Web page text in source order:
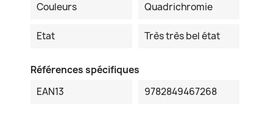
Couleurs Quadrichromie
Etat Très très bel état
Références spécifiques
EAN13
9782849467268